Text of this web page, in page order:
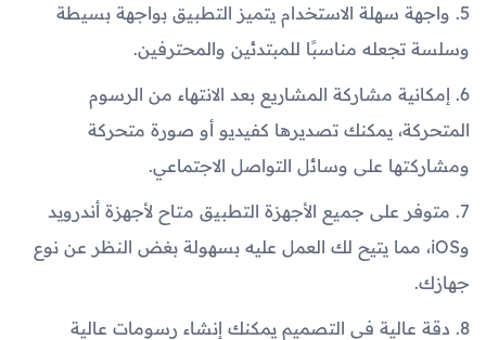
5. واجهة سهلة الاستخدام يتميز التطبيق بواجهة بسيطة
وسلسة تجعله مناسبًا للمبتدئين والمحترفين.
6. إمكانية مشاركة المشاريع بعد الانتهاء من الرسوم
المتحركة، يمكنك تصديرها كفيديو أو صورة متحركة
ومشاركتها على وسائل التواصل الاجتماعي.
7. متوفر على جميع الأجهزة التطبيق متاح لأجهزة أندرويد
وiOS، مما يتيح لك العمل عليه بسهولة بغض النظر عن نوع
جهازك.
8. دقة عالية في التصميم يمكنك إنشاء رسومات عالية